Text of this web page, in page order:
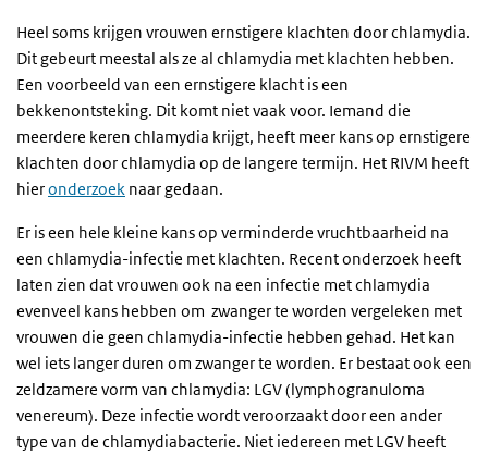
Heel soms krijgen vrouwen ernstigere klachten door chlamydia.
Dit gebeurt meestal als ze al chlamydia met klachten hebben.
Een voorbeeld van een ernstigere klacht is een
bekkenontsteking. Dit komt niet vaak voor. Iemand die
meerdere keren chlamydia krijgt, heeft meer kans op ernstigere
klachten door chlamydia op de langere termijn. Het RIVM heeft
hieronderzoek naar gedaan.
Er is een hele kleine kans op verminderde vruchtbaarheid na
een chlamydia-infectie met klachten. Recent onderzoek heeft
laten zien dat vrouwen ook na een infectie met chlamydia
evenveel kans hebben om zwanger te worden vergeleken met
vrouwen die geen chlamydia-infectie hebben gehad. Het kan
wel iets langer duren om zwanger te worden. Er bestaat ook een
zeldzamere vorm van chlamydia: LGV (lymphogranuloma
venereum). Deze infectie wordt veroorzaakt door een ander
type van de chlamydiabacterie. Niet iedereen met LGV heeft